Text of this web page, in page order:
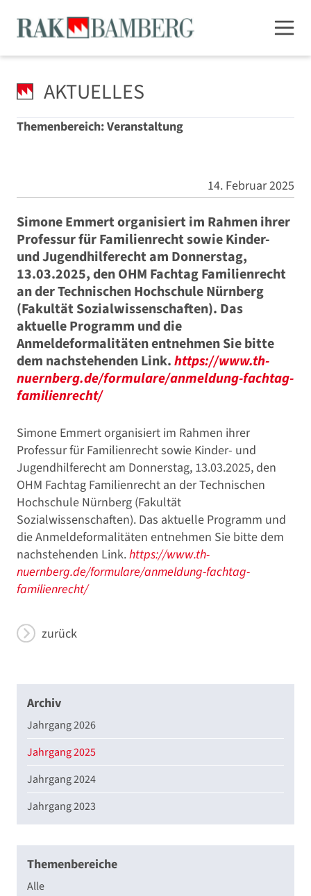
AKTUELLES
Themenbereich: Veranstaltung
14. Februar 2025
Simone Emmert organisiert im Rahmen ihrer
Professur für Familienrecht sowie Kinder-
und Jugendhilferecht am Donnerstag,
13.03.2025, den OHM Fachtag Familienrecht
an der Technischen Hochschule Nürnberg
(Fakultät Sozialwissenschaften). Das
aktuelle Programm und die
Anmeldeformalitäten entnehmen Sie bitte
dem nachstehenden Link.https://www.th-
nuernberg.de/formulare/anmeldung-fachtag-
familienrecht/
Simone Emmert organisiert im Rahmen ihrer
Professur für Familienrecht sowie Kinder- und
Jugendhilferecht am Donnerstag, 13.03.2025, den
OHM Fachtag Familienrecht an der Technischen
Hochschule Nürnberg (Fakultät
Sozialwissenschaften). Das aktuelle Programm und
die Anmeldeformalitäten entnehmen Sie bitte dem
nachstehenden Link.https://www.th-
nuernberg.de/formulare/anmeldung-fachtag-
familienrecht/
zurück
Archiv
Jahrgang 2026
Jahrgang 2025
Jahrgang 2024
Jahrgang 2023
Themenbereiche
Alle